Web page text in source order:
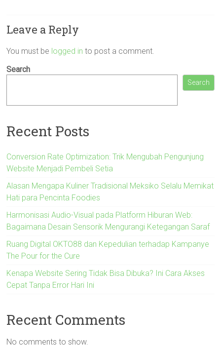
Leave a Reply
You must be logged in to post a comment.
Search
Search
Recent Posts
Conversion Rate Optimization: Trik Mengubah Pengunjung
Website Menjadi Pembeli Setia
Alasan Mengapa Kuliner Tradisional Meksiko Selalu Memikat
Hati para Pencinta Foodies
Harmonisasi Audio-Visual pada Platform Hiburan Web:
Bagaimana Desain Sensorik Mengurangi Ketegangan Saraf
Ruang Digital OKTO88 dan Kepedulian terhadap Kampanye
The Pour for the Cure
Kenapa Website Sering Tidak Bisa Dibuka? Ini Cara Akses
Cepat Tanpa Error Hari Ini
Recent Comments
No comments to show.